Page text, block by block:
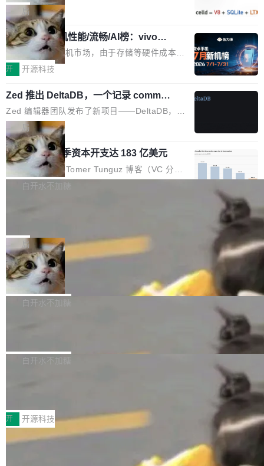
合。方案缺了、配置冲突了、全 null 了。要知道
哪些组合有效，作者说，你得靠"文档、校验、或
者部落知识"。 换个写法。Rust 的 enum，两个
变体：Switchable...
re OS，一个带连接器的聊天机器人，跟其他所
有科技公司做的一样。只不过，实际上它不一
样。这是 Sandstorm.io 的重制版，我十年前的
那个创业公司。不同的是，这次它构建在 Cloudf
lare Workers 上——我花了九年时间搭建的平台
——并且深度集成了 AI。这基本上是我十年秘密
计划的顶峰。 十年前，Ken...
目 Celld，一个能在自己机器上运行 Cloudflare
Workers 和 Durable Objects 的守护进程。 设
计思路很直接：每个对象是一个独立的 SQLite
数据库，按名称寻址，复制到你自己的 S3 兼容
存储库里。节点之间只通过这个存储库协调——
个小型数据库，应用天然按分片构建，单个数据
库的竞争和爆炸半径问题在设计层面就被消除
了。 闲置的 cell 会休眠到几乎不占资源。当 cel
l 迁移或唤醒时，新宿主从 S3 恢复 SQLite 数据
库继续执行。存储库是持久化的唯一真相...
局
鲁大师7月新机性能/流畅/AI榜：vivo夺
性能、流畅双第一，三星Galaxy Z系列
新折叠缺席
2026年7月的手机市场，由于存储等硬件成本暴
增，手机厂商的日子也不好过啊，新机速度明显
高价的三星折叠（三星Galaxy Z Fold8 Ultra / Z
Fold8 / Z Flip8）外，其余要么是中低端机器，
例如iQOO Z11i、REDMI Note 17、REDMI No
te 17 Pro、OPPO K15，要么是vivo X300 E这
样的次旗舰。 Galaxy Z Fold8 Ultra / Z Fold8 /
Z Flip8三款折叠屏新机均在7月22日发布，且全
部搭载骁龙8 Elite Gen5 for Galaxy，它们本该
开 开源科技
Zed 推出 DeltaDB，一个记录 commit
之间所有操作的版本控制系统
Zed 编辑器团队发布了新项目——DeltaDB，一
个在 git commit 之间记录每一次编辑操作的版
本控制系统。目前处于 Early Access 阶段。 De
ltaDB 的核心思路直接写在 landing page 最显
眼的位置：「Software is made between com
mits」——软件是在 commit 之间写出来的。git
是把这段空隙补上。 回退到任何一次编辑：Delt
aDB 捕获 commit 之间的每一次操作，...
局
SpaceXAI 单季资本开支达 183 亿美元
根据风险投资人Tomer Tunguz 博客（VC 分
析）披露的最新分析与第二季度业绩报告，Spac
微软同期总资本开支的四成。 与亚马逊、Alpha
bet、微软以及 Meta 等传统科技巨头相比，Spa
ceXAI的资金消耗速度尤为引人瞩目。然而，支
撑庞大支出的资金来源却呈现出截然不同的面
貌。数据显示，微软和 Meta 主要依托充沛的经
白开水不加糖
一个在终端里运行的编程 agent；Muse Spark
1.2，驱动这个 agent 的新模型。一句话概括：
你可以用 curl -fsSL https://dev.meta.ai/install.
sh | bash 安装一个能在大项目里自动规划、写
代码、验证结果的 AI 终端工具。 据介绍，Muse
个主 agent 循环，外加一组后台 agent。这些后
局
美团开源 LoHoSearch，用知识图谱校
准 AI 能力认知
机器出题的前提，是让机器拥有全局视野。整个
构建流程可以分为四个环节：建图 → 控制难度
白开水不加糖
库，并将作为transport接入Mooncake TENT。
MPComm将作为一种传输引擎接入Mooncake T
ENT，实现零拷贝传输性能提升30%、非零拷贝
传输性能最高提升5倍。UCL-MPComm底层基
于自研UCL-Engine通信引擎，后续腾讯网平将
白开水不加糖
型案例入选名单》，深信服“面向企业研发场景的
开源 AI 编程平台 CoStrict 应用”凭借卓越的技术
创新与落地成效成功入选。 全链路私有化部署，
助力企业AI研发安全落地 当前，越来越多企业已
开 开源科技
深信服AI算力网关入选工信部人工智能
前不久，工业和信息化部正式发布《2025年人工